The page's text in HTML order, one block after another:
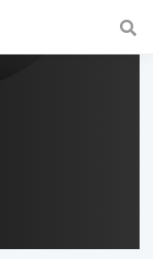
a fast and